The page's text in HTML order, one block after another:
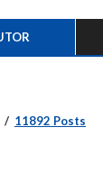
11892 Posts